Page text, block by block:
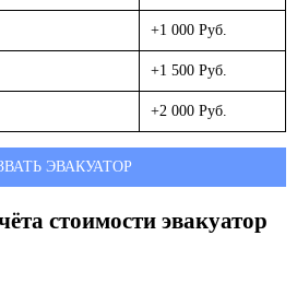
+1 000 Руб.
+1 500 Руб.
+2 000 Руб.
ЭВАКУАТОР
стоимости эвакуатор